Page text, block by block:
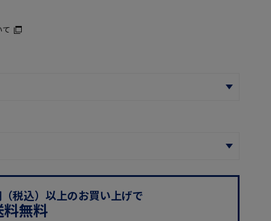
て
税込）以上のお買い上げで
無料